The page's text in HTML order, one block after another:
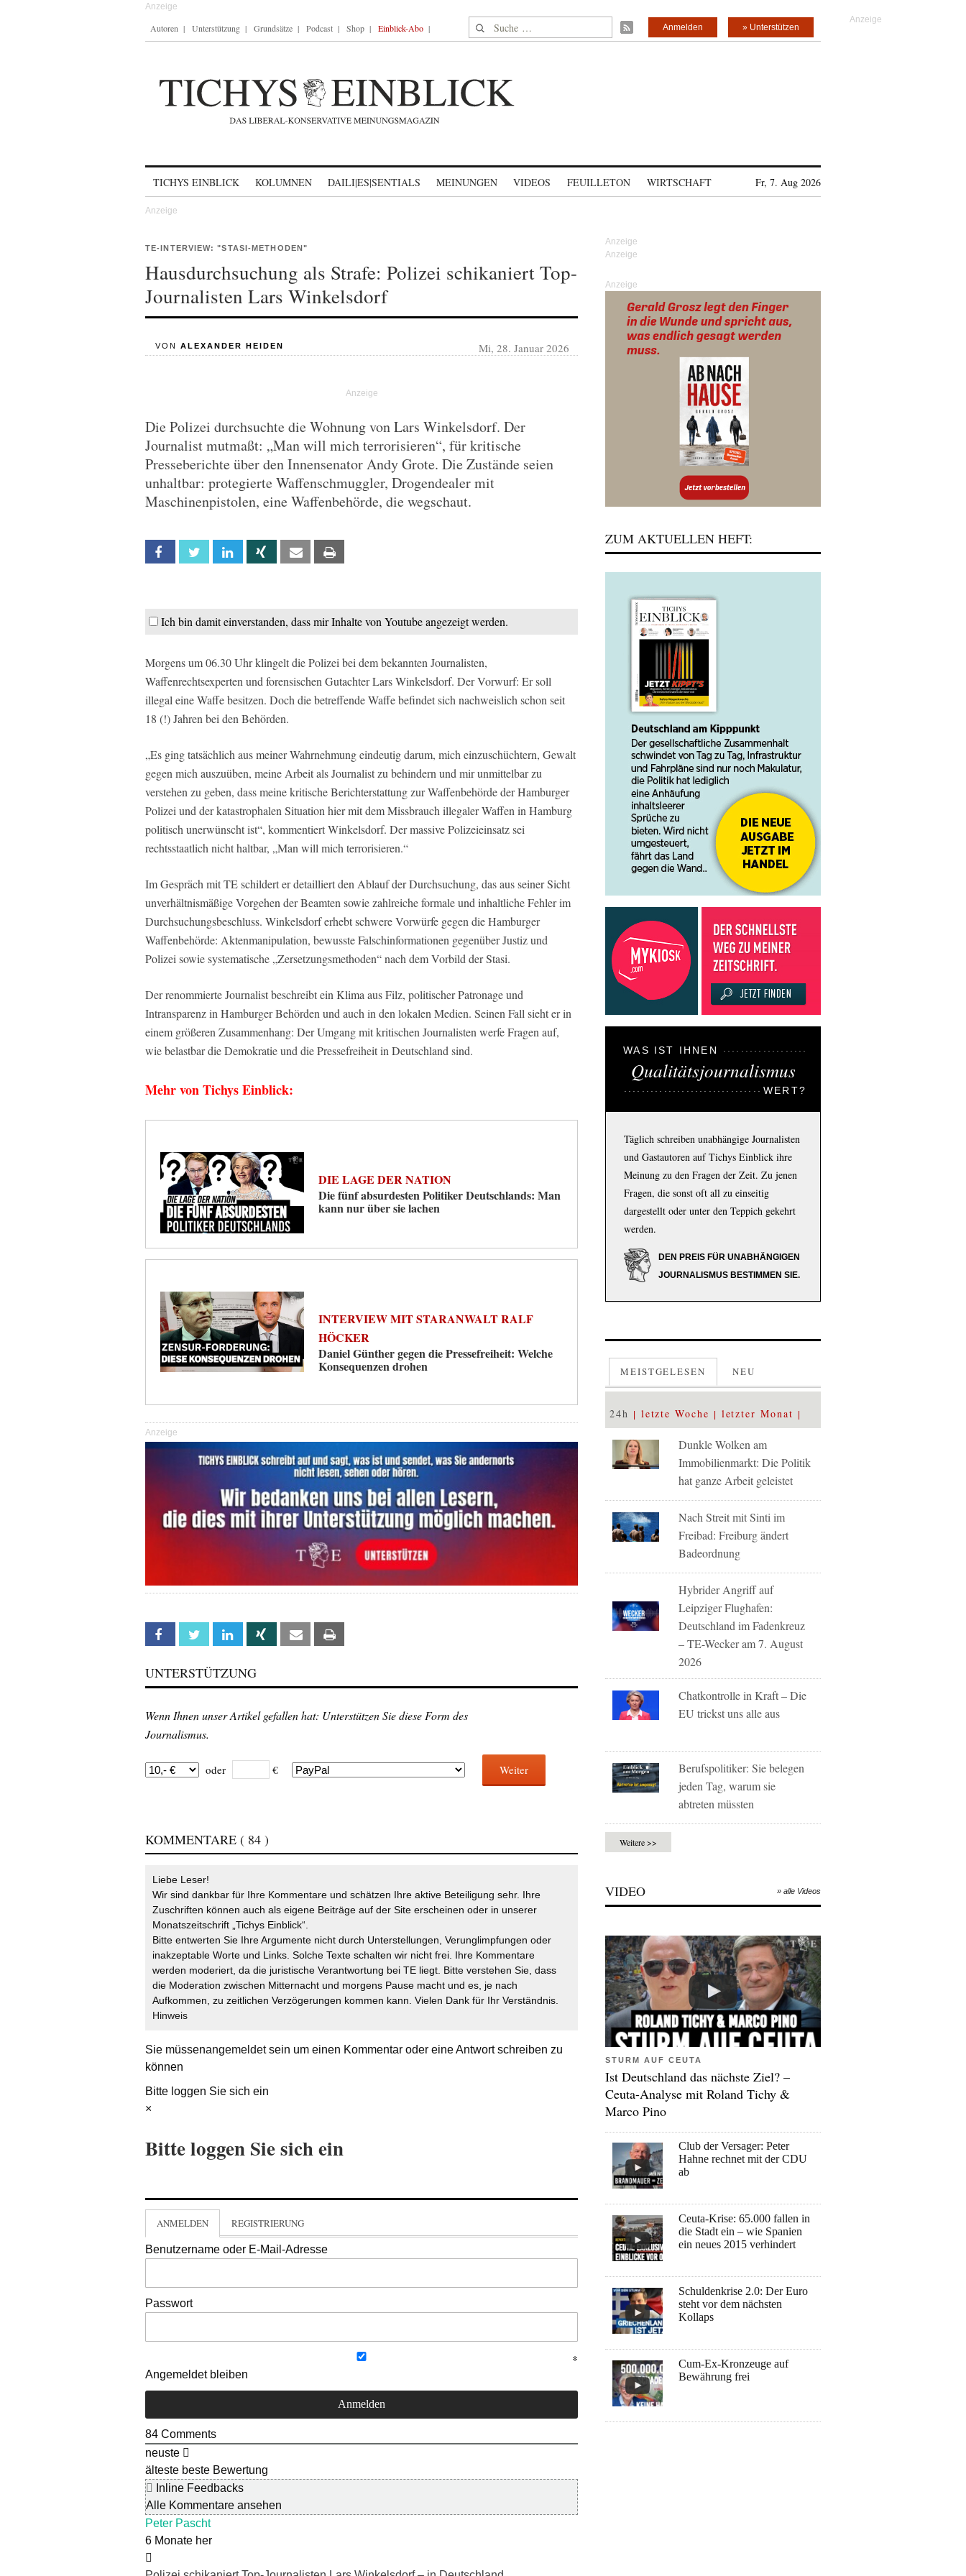
Autoren Unterstützung Grundsätze Podcast Shop Einblick-Abo Suche nach: » Unterstützen
Anmelden
TICHYS EINBLICK KOLUMNEN DAILI|ES|SENTIALS MEINUNGEN VIDEOS FEUILLETON WIRTSCHAFT Fr, 7. Aug 2026
TE-INTERVIEW: "STASI-METHODEN"
Hausdurchsuchung als Strafe: Polizei schikaniert Top-
Journalisten Lars Winkelsdorf
VON ALEXANDER HEIDEN Mi, 28. Januar 2026
Die Polizei durchsuchte die Wohnung von Lars Winkelsdorf. Der
Journalist mutmaßt: „Man will mich terrorisieren“, für kritische
Presseberichte über den Innensenator Andy Grote. Die Zustände seien
unhaltbar: protegierte Waffenschmuggler, Drogendealer mit
Maschinenpistolen, eine Waffenbehörde, die wegschaut.
Facebook Twitter Linkedin Xing Email
Ich bin damit einverstanden, dass mir Inhalte von Youtube angezeigt werden.
Morgens um 06.30 Uhr klingelt die Polizei bei dem bekannten Journalisten,
Waffenrechtsexperten und forensischen Gutachter Lars Winkelsdorf. Der Vorwurf: Er soll
illegal eine Waffe besitzen. Doch die betreffende Waffe befindet sich nachweislich schon seit
18 (!) Jahren bei den Behörden.
„Es ging tatsächlich aus meiner Wahrnehmung eindeutig darum, mich einzuschüchtern, Gewalt
gegen mich auszuüben, meine Arbeit als Journalist zu behindern und mir unmittelbar zu
verstehen zu geben, dass meine kritische Berichterstattung zur Waffenbehörde der Hamburger
Polizei und der katastrophalen Situation hier mit dem Missbrauch illegaler Waffen in Hamburg
politisch unerwünscht ist“, kommentiert Winkelsdorf. Der massive Polizeieinsatz sei
rechtsstaatlich nicht haltbar, „Man will mich terrorisieren.“
Im Gespräch mit TE schildert er detailliert den Ablauf der Durchsuchung, das aus seiner Sicht
unverhältnismäßige Vorgehen der Beamten sowie zahlreiche formale und inhaltliche Fehler im
Durchsuchungsbeschluss. Winkelsdorf erhebt schwere Vorwürfe gegen die Hamburger
Waffenbehörde: Aktenmanipulation, bewusste Falschinformationen gegenüber Justiz und
Polizei sowie systematische „Zersetzungsmethoden“ nach dem Vorbild der Stasi.
Der renommierte Journalist beschreibt ein Klima aus Filz, politischer Patronage und
Intransparenz in Hamburger Behörden und auch in den lokalen Medien. Seinen Fall sieht er in
einem größeren Zusammenhang: Der Umgang mit kritischen Journalisten werfe Fragen auf,
wie belastbar die Demokratie und die Pressefreiheit in Deutschland sind.
Mehr von Tichys Einblick:
DIE LAGE DER NATION
Die fünf absurdesten Politiker Deutschlands: Man
kann nur über sie lachen
INTERVIEW MIT STARANWALT RALF
HÖCKER
Daniel Günther gegen die Pressefreiheit: Welche
Konsequenzen drohen
Anzeige
Facebook Twitter Linkedin Xing Email
UNTERSTÜTZUNG
Wenn Ihnen unser Artikel gefallen hat: Unterstützen Sie diese Form des
Journalismus.
oder € Weiter
KOMMENTARE ( 84 )
Liebe Leser!
Wir sind dankbar für Ihre Kommentare und schätzen Ihre aktive Beteiligung sehr. Ihre
Zuschriften können auch als eigene Beiträge auf der Site erscheinen oder in unserer
Monatszeitschrift „Tichys Einblick“.
Bitte entwerten Sie Ihre Argumente nicht durch Unterstellungen, Verunglimpfungen oder
inakzeptable Worte und Links. Solche Texte schalten wir nicht frei. Ihre Kommentare
werden moderiert, da die juristische Verantwortung bei TE liegt. Bitte verstehen Sie, dass
die Moderation zwischen Mitternacht und morgens Pause macht und es, je nach
Aufkommen, zu zeitlichen Verzögerungen kommen kann. Vielen Dank für Ihr Verständnis.
Hinweis
Sie müssenangemeldetsein um einen Kommentar oder eine Antwort schreiben zu
können
Bitte loggen Sie sich ein
×
Bitte loggen Sie sich ein
ANMELDEN REGISTRIERUNG
Benutzername oder E-Mail-Adresse
Passwort
Angemeldet bleiben
84 Comments
neuste
älteste beste Bewertung
Inline Feedbacks
Alle Kommentare ansehen
Peter Pascht
6 Monate her
Anzeige
ZUM AKTUELLEN HEFT:
WAS IST IHNEN
Qualitätsjournalismus
WERT?
Täglich schreiben unabhängige Journalisten
und Gastautoren auf Tichys Einblick ihre
Meinung zu den Fragen der Zeit. Zu jenen
Fragen, die sonst oft all zu einseitig
dargestellt oder unter den Teppich gekehrt
werden.
DEN PREIS FÜR UNABHÄNGIGEN
JOURNALISMUS BESTIMMEN SIE.
MEISTGELESEN NEU
24h letzte Woche letzter Monat
Dunkle Wolken am
Immobilienmarkt: Die Politik
hat ganze Arbeit geleistet
Nach Streit mit Sinti im
Freibad: Freiburg ändert
Badeordnung
Hybrider Angriff auf
Leipziger Flughafen:
Deutschland im Fadenkreuz
– TE-Wecker am 7. August
2026
Chatkontrolle in Kraft – Die
EU trickst uns alle aus
Berufspolitiker: Sie belegen
jeden Tag, warum sie
abtreten müssten
Weitere >>
VIDEO » alle Videos
STURM AUF CEUTA
Ist Deutschland das nächste Ziel? –
Ceuta-Analyse mit Roland Tichy &
Marco Pino
Club der Versager: Peter
Hahne rechnet mit der CDU
ab
Ceuta-Krise: 65.000 fallen in
die Stadt ein – wie Spanien
ein neues 2015 verhindert
Schuldenkrise 2.0: Der Euro
steht vor dem nächsten
Kollaps
Cum-Ex-Kronzeuge auf
Bewährung frei